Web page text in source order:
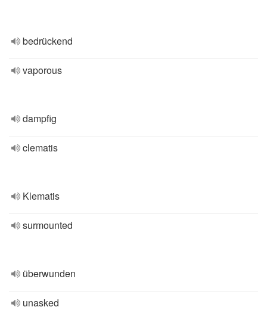
bedrückend
vaporous
dampfig
clematis
Klematis
surmounted
überwunden
unasked